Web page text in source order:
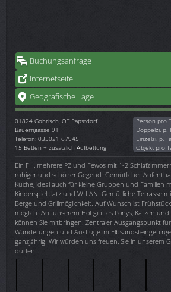
Buchungsanfrage
Internetseite
Geografische Lage
01824 Gohrisch, OT Papstdorf
Bauerngasse 91
Telefon: 035021 67945
15 Betten + zusätzlich Aufbettung
Person pro
Doppelzi. p.
Einzelzi. p.
Objekt pro
Ein FH, mehrere PZ und Fewos mit 1-2
ruhiger und schöner Gegend. Gemütlicher
Küche, ideal auch für kleine Gruppen und Familien
Kinderspielplatz und W-LAN. Gemütliche Terrasse
Berge und Grillmöglichkeit. Auf Wunsch ist
möglich. Auf unserem Hof gibt es Ponys, Katzen
können Sie mitbringen. Zentraler Ausgangspunkt
Wanderungen und Ausflüge im
ganzjährig. Wir würden uns freuen, Sie in unserem
dürfen!